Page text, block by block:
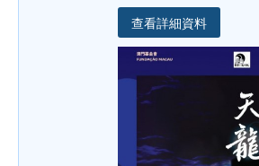
查看詳細資料